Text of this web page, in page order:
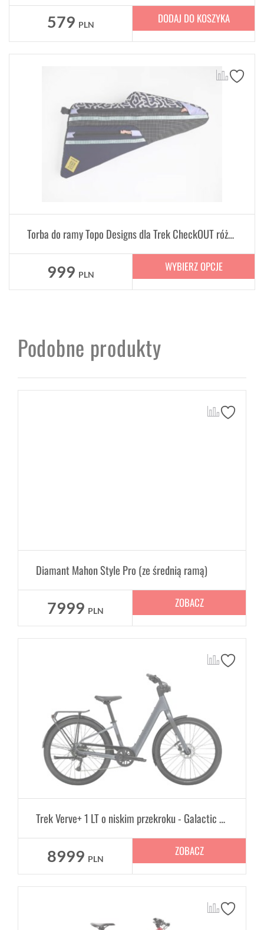
579 PLN DODAJ DO KOSZYKA
Torba do ramy Topo Designs dla Trek CheckOUT różne rozmiary
999 PLN
WYBIERZ OPCJE
Podobne produkty
Diamant Mahon Style Pro (ze średnią ramą)
7999 PLN
ZOBACZ
Trek Verve+ 1 LT o niskim przekroku - Galactic Grey
8999 PLN
ZOBACZ